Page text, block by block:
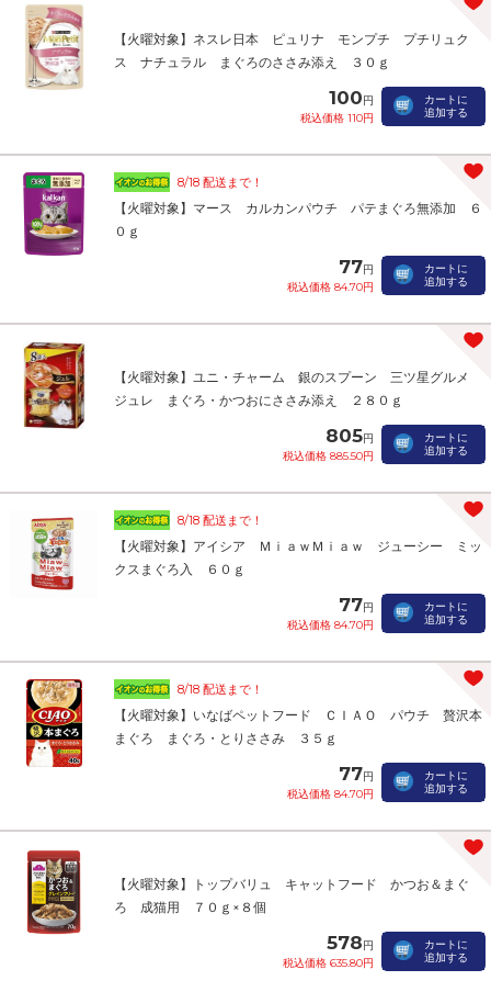
【火曜対象】ネスレ日本 ピュリナ モンプチ プチリュク
ス ナチュラル まぐろのささみ添え ３０ｇ
100円
税込価格 110円
カートに
追加する
8/18 配送まで！
【火曜対象】マース カルカンパウチ パテまぐろ無添加 ６
０ｇ
77円
税込価格 84.70円
カートに
追加する
【火曜対象】ユニ・チャーム 銀のスプーン 三ツ星グルメ
ジュレ まぐろ・かつおにささみ添え ２８０ｇ
805円
税込価格 885.50円
カートに
追加する
8/18 配送まで！
【火曜対象】アイシア ＭｉａｗＭｉａｗ ジューシー ミッ
クスまぐろ入 ６０ｇ
77円
税込価格 84.70円
カートに
追加する
8/18 配送まで！
【火曜対象】いなばペットフード ＣＩＡＯ パウチ 贅沢本
まぐろ まぐろ・とりささみ ３５ｇ
77円
税込価格 84.70円
カートに
追加する
【火曜対象】トップバリュ キャットフード かつお＆まぐ
ろ 成猫用 ７０ｇ×８個
578円
税込価格 635.80円
カートに
追加する